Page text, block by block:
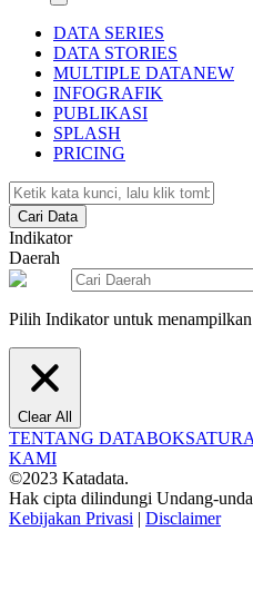
DATA SERIES
DATA STORIES
MULTIPLE DATANEW
INFOGRAFIK
PUBLIKASI
SPLASH
PRICING
Cari Data
Indikator
Daerah
Pilih Indikator untuk
Clear All
TENTANG DATABOKS
KAMI
©2023 Katadata.
Hak cipta dilindungi Undang-
Kebijakan Privasi | Disclaimer